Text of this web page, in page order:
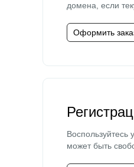
домена, если
Оформить
может быть